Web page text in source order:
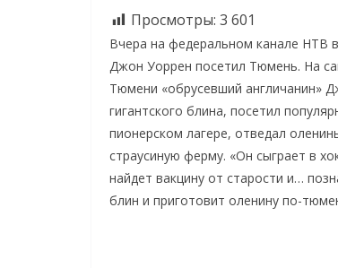
Просмотры: 3 601
Вчера на федеральном канале НТВ
Джон Уоррен посетил Тюмень. На
Тюмени «обрусевший англичанин»
гигантского блина, посетил
пионерском лагере, отведал
страусиную ферму. «Он сыграет в
найдет вакцину от старости и…
блин и приготовит оленину по-